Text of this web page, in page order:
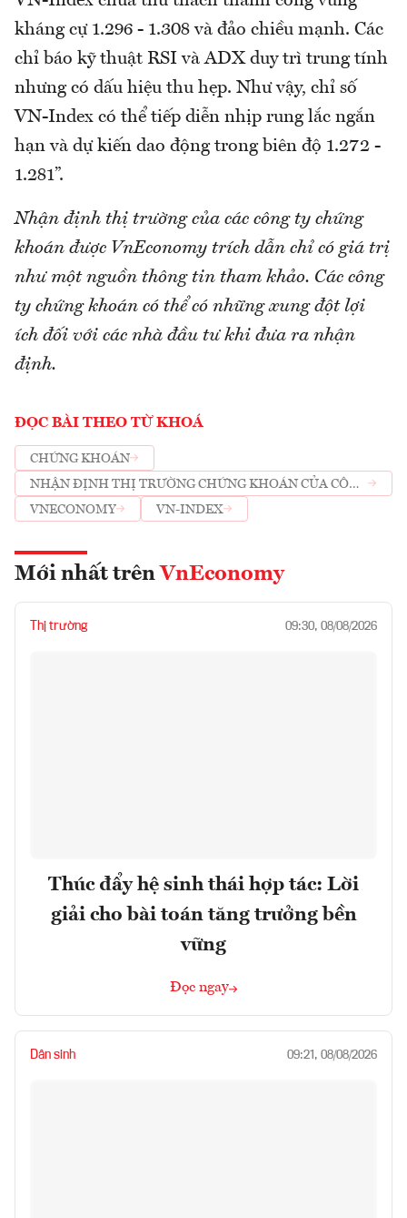
kháng cự 1.296 - 1.308 và đảo chiều mạnh. Các
chỉ báo kỹ thuật RSI và ADX duy trì trung tính
nhưng có dấu hiệu thu hẹp. Như vậy, chỉ số
VN-Index có thể tiếp diễn nhịp rung lắc ngắn
hạn và dự kiến dao động trong biên độ 1.272 -
1.281”.
Nhận định thị trường của các công ty chứng
khoán được VnEconomy trích dẫn chỉ có giá trị
như một nguồn thông tin tham khảo. Các công
ty chứng khoán có thể có những xung đột lợi
ích đối với các nhà đầu tư khi đưa ra nhận
định.
ĐỌC BÀI THEO TỪ KHOÁ
CHỨNG KHOÁN
NHẬN ĐỊNH THỊ TRƯỜNG CHỨNG KHOÁN CỦA CÔNG
TY CHỨNG KHOÁN
VNECONOMY VN-INDEX
Mới nhất trên VnEconomy
Thị trường 09:30, 08/08/2026
Thúc đẩy hệ sinh thái hợp tác: Lời
giải cho bài toán tăng trưởng bền
vững
Đọc ngay
Dân sinh 09:21, 08/08/2026